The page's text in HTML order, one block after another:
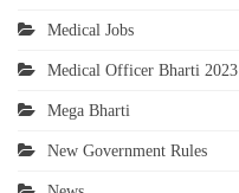
Medical Jobs
Medical Officer Bharti 2023
Mega Bharti
New Government Rules